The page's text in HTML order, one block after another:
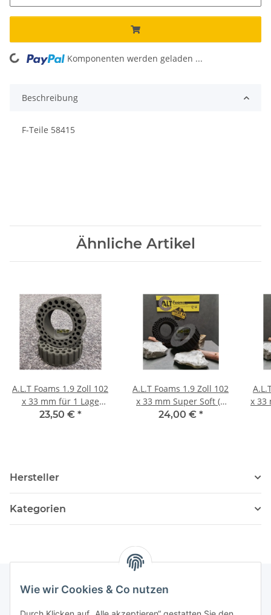
Wie wir Cookies & Co nutzen
Loading... Komponenten werden geladen ...
Beschreibung
F-Teile 58415
Ähnliche Artikel
A.L.T Foams 1.9 Zoll 102
x 33 mm für 1 Lage
Gewicht (2 Stück)
23,50 € *
A.L.T Foams 1.9 Zoll 102
x 33 mm Super Soft (2
Stück)
24,00 € *
x 33
Hersteller
Kategorien
Informationen